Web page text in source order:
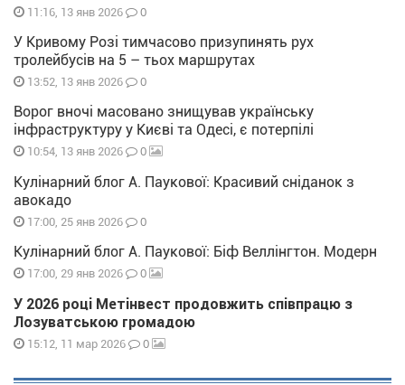
11:16, 13 янв 2026 0
У Кривому Розі тимчасово призупинять рух
тролейбусів на 5 – тьох маршрутах
13:52, 13 янв 2026 0
Ворог вночі масовано знищував українську
інфраструктуру у Києві та Одесі, є потерпілі
10:54, 13 янв 2026 0
Кулінарний блог А. Паукової: Красивий сніданок з
авокадо
17:00, 25 янв 2026 0
Кулінарний блог А. Паукової: Біф Веллінгтон. Модерн
17:00, 29 янв 2026 0
У 2026 році Метінвест продовжить співпрацю з
Лозуватською громадою
15:12, 11 мар 2026 0